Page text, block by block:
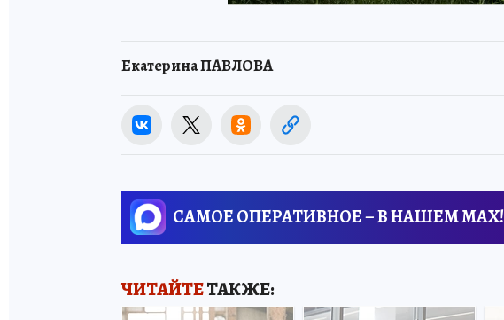
Екатерина ПАВЛОВА
САМОЕ ОПЕРАТИВНОЕ – В НАШЕМ MAX!
ЧИТАЙТЕТАКЖЕ: